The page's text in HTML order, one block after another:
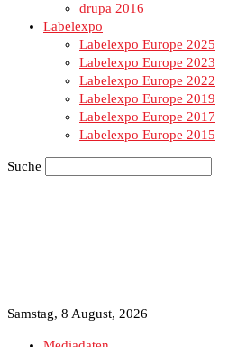
drupa 2016
Labelexpo
Labelexpo Europe 2025
Labelexpo Europe 2023
Labelexpo Europe 2022
Labelexpo Europe 2019
Labelexpo Europe 2017
Labelexpo Europe 2015
Suche
Samstag, 8 August, 2026